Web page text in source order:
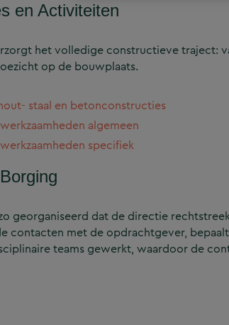
en Activiteiten
het volledige constructieve traject:
op de bouwplaats.
staal en betonconstructies
algemeen
specifiek
georganiseerd dat de directie
contacten met de opdrachtgever,
teams gewerkt, waardoor de